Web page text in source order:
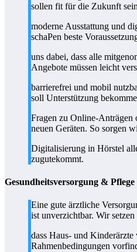
sollen fit für die Zukunft
moderne Ausstattung und
schaPen beste
uns dabei, dass alle
Angebote müssen leicht
barrierefrei und mobil
soll Unterstützung
Fragen zu Online-Anträgen
neuen Geräten. So sorgen
Digitalisierung in Hörstel
zugutekommt.
Gesundheitsversorgung & Pflege
Eine gute ärztliche
ist unverzichtbar. Wir
dass Haus- und Kinderärzte
Rahmenbedingungen